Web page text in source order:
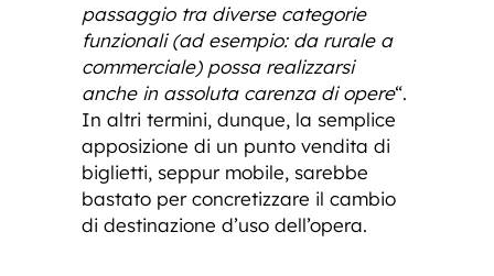
passaggio tra diverse categorie
funzionali (ad esempio: da rurale a
commerciale) possa realizzarsi
anche in assoluta carenza di opere“.
In altri termini, dunque, la semplice
apposizione di un punto vendita di
biglietti, seppur mobile, sarebbe
bastato per concretizzare il cambio
di destinazione d’uso dell’opera.